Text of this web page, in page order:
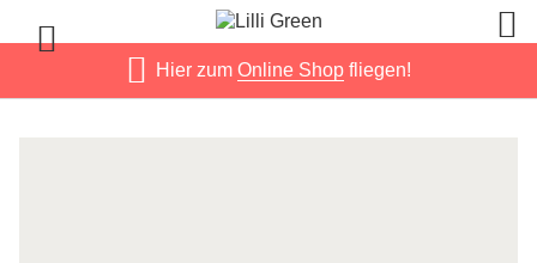
Hier zumOnline Shop fliegen!